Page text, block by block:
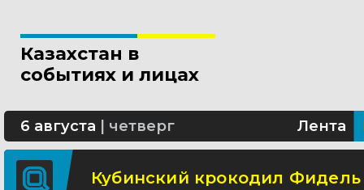
Казахстан в
событиях и лицах
6 августа четверг Лента
Школьница из Астаны
В области Абай построят
Кубинский крокодил